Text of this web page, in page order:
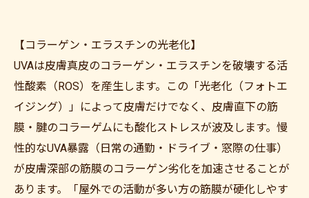
【コラーゲン・エラスチンの光老化】
UVAは皮膚真皮のコラーゲン・エラスチンを破壊する活
性酸素（ROS）を産生します。この「光老化（フォトエ
イジング）」によって皮膚だけでなく、皮膚直下の筋
膜・腱のコラーゲムにも酸化ストレスが波及します。慢
性的なUVA暴露（日常の通勤・ドライブ・窓際の仕事）
が皮膚深部の筋膜のコラーゲン劣化を加速させることが
あります。「屋外での活動が多い方の筋膜が硬化しやす